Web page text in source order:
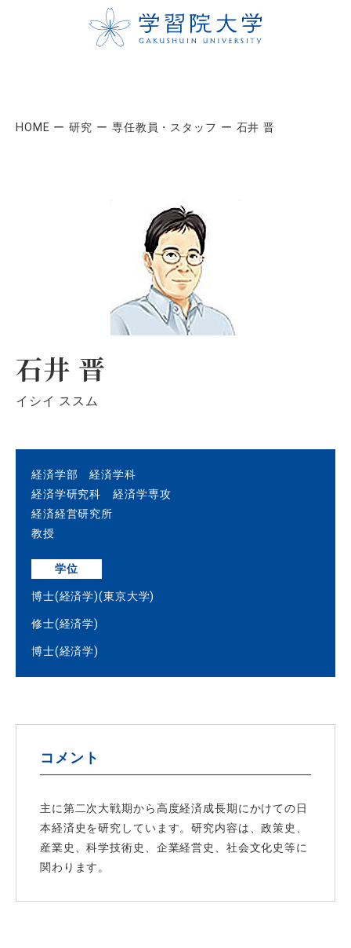
HOME 研究 専任教員・スタッフ 石井 晋
石井 晋
イシイ ススム
経済学部 経済学科
経済学研究科 経済学専攻
経済経営研究所
教授
学位
博士(経済学)(東京大学)
修士(経済学)
博士(経済学)
コメント
主に第二次大戦期から高度経済成長期にかけての日
本経済史を研究しています。研究内容は、政策史、
産業史、科学技術史、企業経営史、社会文化史等に
関わります。